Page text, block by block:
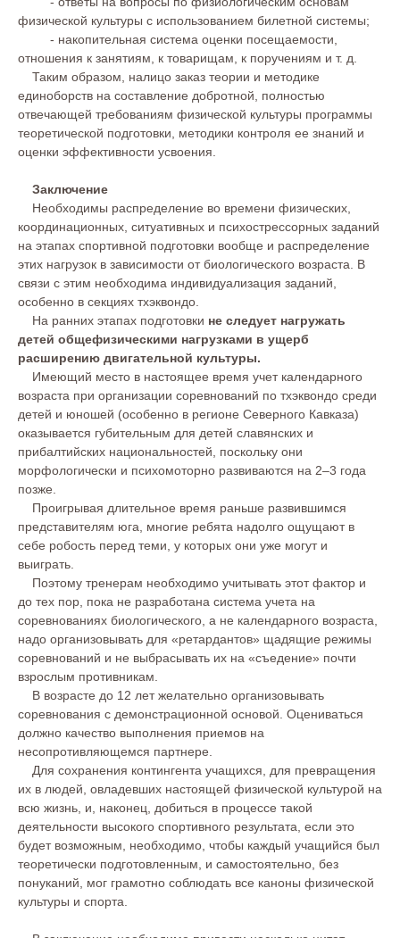
физической культуры с использованием билетной системы;
- накопительная система оценки посещаемости,
отношения к занятиям, к товарищам, к поручениям и т. д.
Таким образом, налицо заказ теории и методике
единоборств на составление добротной, полностью
отвечающей требованиям физической культуры программы
теоретической подготовки, методики контроля ее знаний и
оценки эффективности усвоения.
Заключение
Необходимы распределение во времени физических,
координационных, ситуативных и психострессорных заданий
на этапах спортивной подготовки вообще и распределение
этих нагрузок в зависимости от биологического возраста. В
связи с этим необходима индивидуализация заданий,
особенно в секциях тхэквондо.
На ранних этапах подготовки не следует нагружать
детей общефизическими нагрузками в ущерб
расширению двигательной культуры.
Имеющий место в настоящее время учет календарного
возраста при организации соревнований по тхэквондо среди
детей и юношей (особенно в регионе Северного Кавказа)
оказывается губительным для детей славянских и
прибалтийских национальностей, поскольку они
морфологически и психомоторно развиваются на 2–3 года
позже.
Проигрывая длительное время раньше развившимся
представителям юга, многие ребята надолго ощущают в
себе робость перед теми, у которых они уже могут и
выиграть.
Поэтому тренерам необходимо учитывать этот фактор и
до тех пор, пока не разработана система учета на
соревнованиях биологического, а не календарного возраста,
надо организовывать для «ретардантов» щадящие режимы
соревнований и не выбрасывать их на «съедение» почти
взрослым противникам.
В возрасте до 12 лет желательно организовывать
соревнования с демонстрационной основой. Оцениваться
должно качество выполнения приемов на
несопротивляющемся партнере.
Для сохранения контингента учащихся, для превращения
их в людей, овладевших настоящей физической культурой на
всю жизнь, и, наконец, добиться в процессе такой
деятельности высокого спортивного результата, если это
будет возможным, необходимо, чтобы каждый учащийся был
теоретически подготовленным, и самостоятельно, без
понуканий, мог грамотно соблюдать все каноны физической
культуры и спорта.